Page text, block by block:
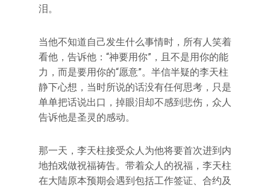
泪。
当他不知道自己发生什么事情时，所有人笑着
看他，告诉他：“神要用你”，且不是用你的能
力，而是要用你的“愿意”。半信半疑的李天柱
静下心想，当时所说的话没有任何思考，只是
单单把话说出口，掉眼泪却不感到悲伤，众人
告诉他是圣灵的感动。
那一天，李天柱接受众人为他将要首次进到内
地拍戏做祝福祷告。带着众人的祝福，李天柱
在大陆原本预期会遇到包括工作签证、合约及